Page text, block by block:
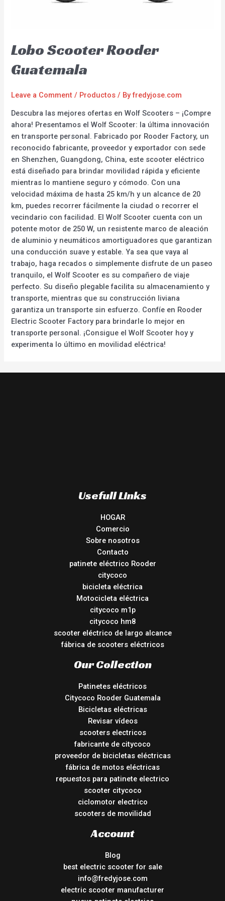
Lobo Scooter Rooder
Guatemala
Leave a Comment / Productos / Byfredyjose.com
Descubra las mejores ofertas en Wolf Scooters – ¡Compre
ahora! Presentamos el Wolf Scooter: la última innovación
en transporte personal. Fabricado por Rooder Factory, un
reconocido fabricante, proveedor y exportador con sede
en Shenzhen, Guangdong, China, este scooter eléctrico
está diseñado para brindar movilidad rápida y eficiente
mientras lo mantiene seguro y cómodo. Con una
velocidad máxima de hasta 25 km/h y un alcance de 20
km, puedes recorrer fácilmente la ciudad o recorrer el
vecindario con facilidad. El Wolf Scooter cuenta con un
potente motor de 250 W, un resistente marco de aleación
de aluminio y neumáticos amortiguadores que garantizan
una conducción suave y estable. Ya sea que vaya al
trabajo, haga recados o simplemente disfrute de un paseo
tranquilo, el Wolf Scooter es su compañero de viaje
perfecto. Su diseño plegable facilita su almacenamiento y
transporte, mientras que su construcción liviana
garantiza un transporte sin esfuerzo. Confíe en Rooder
Electric Scooter Factory para brindarle lo mejor en
transporte personal. ¡Consigue el Wolf Scooter hoy y
experimenta lo último en movilidad eléctrica!
Usefull Links
HOGAR
Comercio
Sobre nosotros
Contacto
patinete eléctrico Rooder
citycoco
bicicleta eléctrica
Motocicleta eléctrica
citycoco m1p
citycoco hm8
scooter eléctrico de largo alcance
fábrica de scooters eléctricos
Our Collection
Patinetes eléctricos
Citycoco Rooder Guatemala
Bicicletas eléctricas
Revisar vídeos
scooters electricos
fabricante de citycoco
proveedor de bicicletas eléctricas
fábrica de motos eléctricas
repuestos para patinete electrico
scooter citycoco
ciclomotor electrico
scooters de movilidad
Account
Blog
best electric scooter for sale
info@fredyjose.com
electric scooter manufacturer